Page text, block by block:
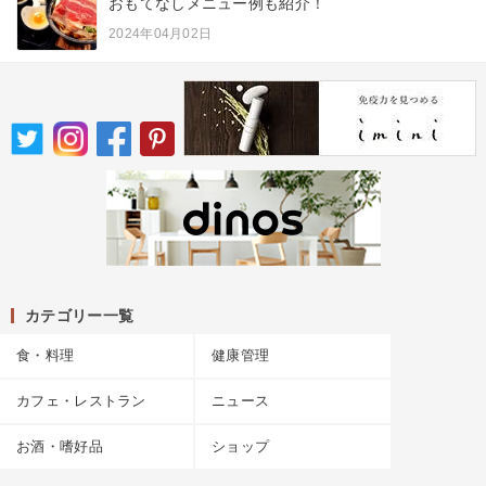
おもてなしメニュー例も紹介！
2024年04月02日
カテゴリー一覧
食・料理 健康管理
カフェ・レストラン ニュース
お酒・嗜好品 ショップ